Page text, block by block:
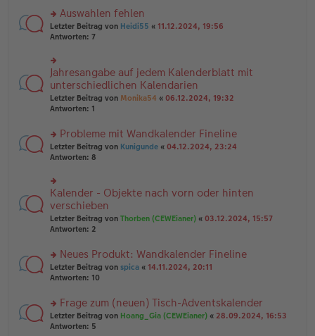
a
g
er
B
ei
tr
g
el
es
e
er
B
ei
tr
a
g
rs
te
u
n
g
el
es
e
er
B
ei
tr
g
Auswahlen fehlen
Letzter Beitrag von Heidi55 « 11.12.2024, 19:56
Antworten: 7
rs
te
r
u
n
el
es
e
er
B
ei
tr
a
g
Jahresangabe auf jedem Kalenderblatt mit
unterschiedlichen Kalendarien
Letzter Beitrag von Monika54 « 06.12.2024, 19:32
Antworten: 1
rs
te
u
n
g
el
es
e
er
B
ei
tr
g
Probleme mit Wandkalender Fineline
Letzter Beitrag von Kunigunde « 04.12.2024, 23:24
Antworten: 8
rs
te
r
u
n
el
es
e
B
ei
tr
Kalender - Objekte nach vorn oder hinten
verschieben
Letzter Beitrag von Thorben (CEWEianer) « 03.12.2024, 15:57
Antworten: 2
rs
te
n
g
el
Neues Produkt: Wandkalender Fineline
Letzter Beitrag von spica « 14.11.2024, 20:11
Antworten: 10
rs
te
Frage zum (neuen) Tisch-Adventskalender
Letzter Beitrag von Hoang_Gia (CEWEianer) « 28.09.2024, 16:53
Antworten: 5